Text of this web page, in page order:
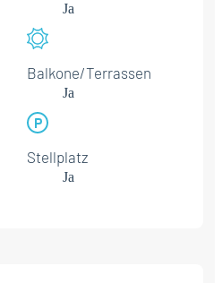
Ja
Balkone/Terrassen
Ja
Stellplatz
Ja